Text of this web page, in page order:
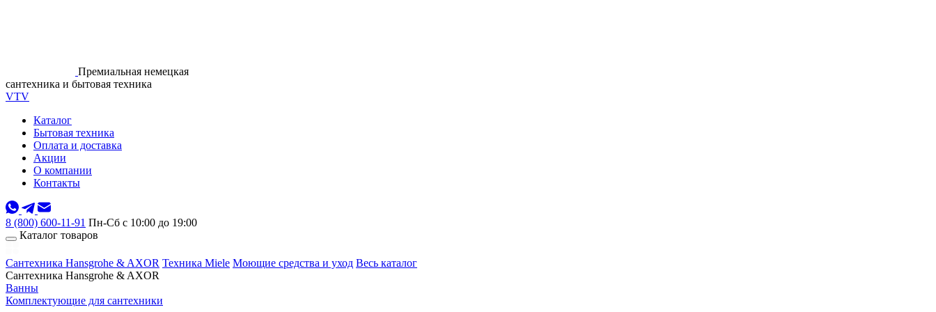
Премиальная немецкая
сантехника и бытовая техника
VTV
Каталог
Бытовая техника
Оплата и доставка
Акции
О компании
Контакты
8 (800) 600-11-91 Пн-Сб с 10:00 до 19:00
Каталог товаров
Сантехника Hansgrohe & AXOR Техника Miele Моющие средства и уход Весь каталог
Сантехника Hansgrohe & AXOR
Ванны
Комплектующие для сантехники